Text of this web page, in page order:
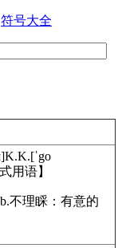
符号大全
K.K.[ˈgo
用语】
不理睬：有意的